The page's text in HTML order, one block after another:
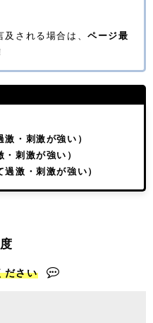
及される場合は、ページ最
・刺激が強い）
刺激が強い）
過激・刺激が強い）
ださい